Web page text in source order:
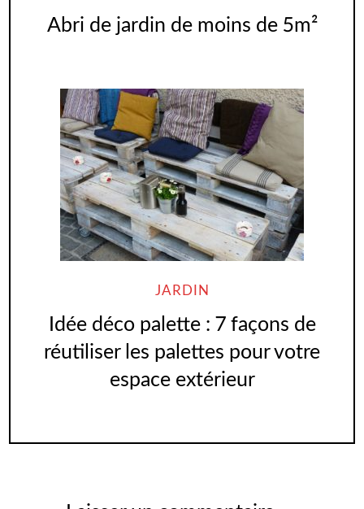
Abri de jardin de moins de 5m²
JARDIN
Idée déco palette : 7 façons de
réutiliser les palettes pour votre
espace extérieur